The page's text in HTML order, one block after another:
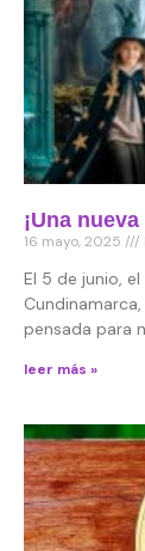
¡Una
16 mayo, 2025
El 5 de junio,
pensada para
leer más »